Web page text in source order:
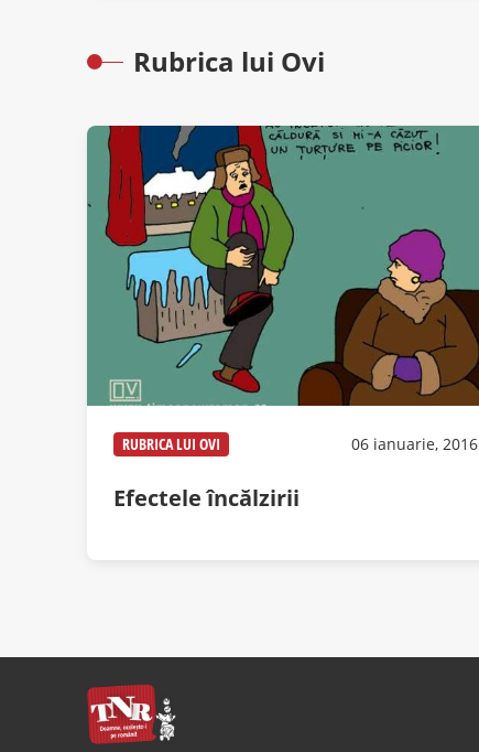
Rubrica lui Ovi
RUBRICA LUI OVI 06 ianuarie, 2016
Efectele încălzirii